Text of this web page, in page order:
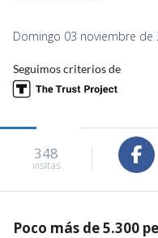
Domingo 03 noviembre
Seguimos criterios de
348
visitas
Poco más de 5.300